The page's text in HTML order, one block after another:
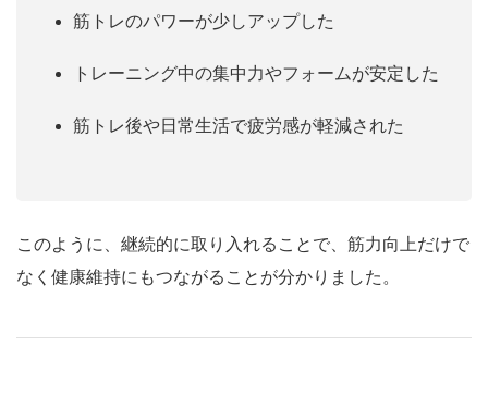
筋トレのパワーが少しアップした
トレーニング中の集中力やフォームが安定した
筋トレ後や日常生活で疲労感が軽減された
このように、継続的に取り入れることで、筋力向上だけで
なく健康維持にもつながることが分かりました。